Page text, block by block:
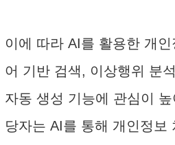
이에 따라 AI를 활용한 개
어 기반 검색, 이상행위 분
자동 생성 기능에 관심이
당자는 AI를 통해 개인정보